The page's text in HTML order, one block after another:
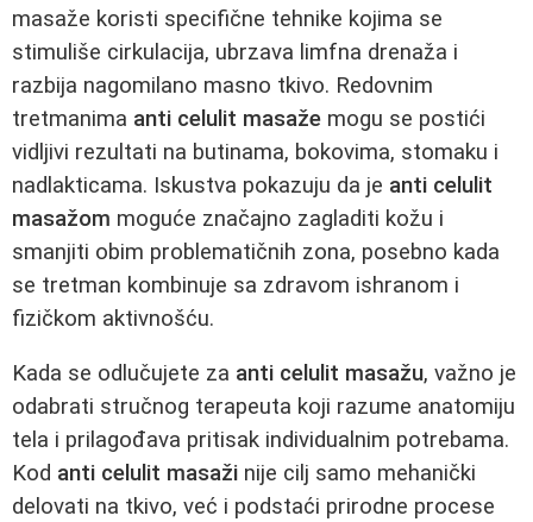
masaže koristi specifične tehnike kojima se
stimuliše cirkulacija, ubrzava limfna drenaža i
razbija nagomilano masno tkivo. Redovnim
tretmanima anti celulit masaže mogu se postići
vidljivi rezultati na butinama, bokovima, stomaku i
nadlakticama. Iskustva pokazuju da je anti celulit
masažom moguće značajno zagladiti kožu i
smanjiti obim problematičnih zona, posebno kada
se tretman kombinuje sa zdravom ishranom i
fizičkom aktivnošću.
Kada se odlučujete za anti celulit masažu, važno je
odabrati stručnog terapeuta koji razume anatomiju
tela i prilagođava pritisak individualnim potrebama.
Kod anti celulit masaži nije cilj samo mehanički
delovati na tkivo, već i podstaći prirodne procese